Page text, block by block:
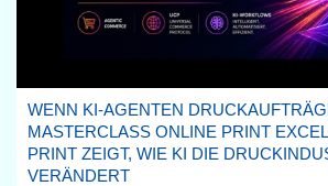
WENN KI-AGENTEN
MASTERCLASS ONLINE PRINT
PRINT ZEIGT, WIE KI DIE
VERÄNDERT